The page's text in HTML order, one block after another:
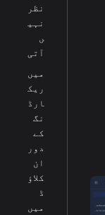
نظر
نہی
ں
آتی
میں
ریک
ارڈ
نگ
کے
دور
ان
کلاؤ
ڈ
میں